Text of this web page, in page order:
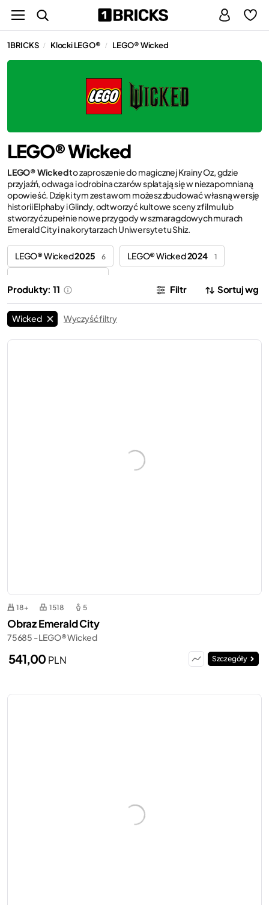
1BRICKS / Klocki LEGO® / LEGO® Wicked
LEGO® Wicked
LEGO® Wickedto zaproszenie do magicznej Krainy Oz, gdzie
przyjaźń, odwaga i odrobina czarów splatają się w niezapomnianą
opowieść. Dzięki tym zestawom możesz zbudować własną wersję
historii Elphaby i Glindy, odtworzyć kultowe sceny z filmu lub
stworzyć zupełnie nowe przygody w szmaragdowych murach
Emerald City i na korytarzach Uniwersytetu Shiz.
LEGO® Wicked2025 6 LEGO® Wicked2024 1
Produkty: 11 Filtr Sortuj wg
Wicked Wyczyść filtry
18+ 1518 5
Obraz Emerald City
75685 - LEGO® Wicked
541,00 PLN Szczegóły